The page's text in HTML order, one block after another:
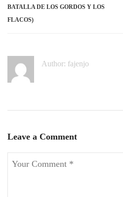
BATALLA DE LOS GORDOS Y LOS
FLACOS)
Author: fajenjo
Leave a Comment